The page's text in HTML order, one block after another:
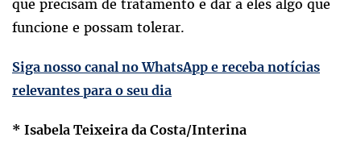
que precisam de tratamento e dar a eles algo que
funcione e possam tolerar.
Siga nosso canal no WhatsApp e receba notícias
relevantes para o seu dia
* Isabela Teixeira da Costa/Interina